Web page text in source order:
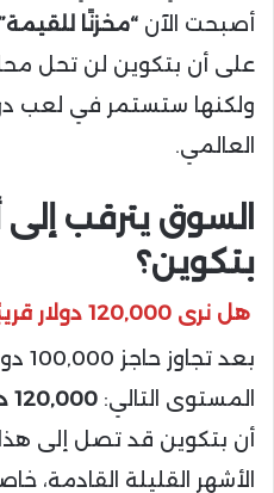
أصبحت الآن “مخزنًا
على أن بتكوين لن تحل محل
ولكنها ستستمر في لعب
العالمي.
السوق يترقب إلى
بتكوين؟
هل نرى 120,000 دولار قريبًا
بعد
المستوى التالي: 120,000 دولار
أن بتكوين قد تصل إلى
الأشهر القليلة القادمة،